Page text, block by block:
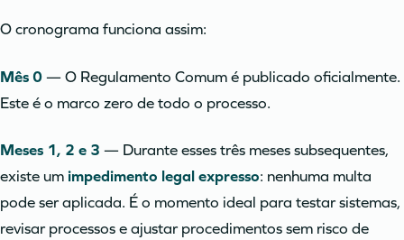
O cronograma funciona assim:
Mês 0— O Regulamento Comum é publicado oficialmente.
Este é o marco zero de todo o processo.
Meses 1, 2 e 3 — Durante esses três meses subsequentes,
existe umimpedimento legal expresso: nenhuma multa
pode ser aplicada. É o momento ideal para testar sistemas,
revisar processos e ajustar procedimentos sem risco de